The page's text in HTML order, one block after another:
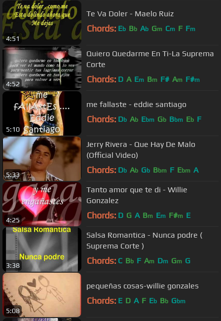
4:51
Te Va Doler - Maelo Ruiz
Chords: Eb Bb Ab Gm Cm F Fm
4:52
Quiero Quedarme En Ti-La Suprema
Corte
Chords: D A Em Bm F# Am F#m
5:10
me fallaste - eddie santiago
Chords: Db Ab Ebm Gb Bbm Eb F
5:33
Jerry Rivera - Que Hay De Malo
(Official Video)
Chords: Db Ab Gb Bbm F Ebm A
4:25
Tanto amor que te di - Willie
Gonzalez
Chords: D G A Bm Em F#m E
3:38
Salsa Romantica - Nunca podre (
Suprema Corte )
Chords: C Bb F Am Dm Gm G
5:08
pequeñas cosas-willie gonzales
Chords: E D A F Eb Bb Gbm